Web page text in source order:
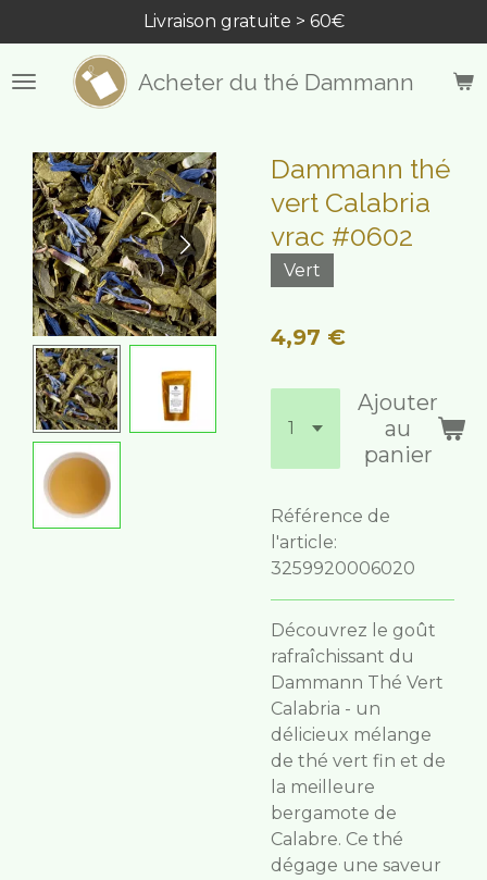
au
contenu
principal
Acheter du thé Dammann
Livraison gratuite > 60€
Dammann thé
vert Calabria
vrac #0602
Vert
4,97 €
Ajouter
au
panier
Référence de
l'article:
3259920006020
Découvrez le goût
rafraîchissant du
Dammann Thé Vert
Calabria - un
délicieux mélange
de thé vert fin et de
la meilleure
bergamote de
Calabre. Ce thé
dégage une saveur